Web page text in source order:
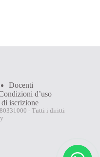
Docenti
d’uso
iscrizione
- Tutti i diritti